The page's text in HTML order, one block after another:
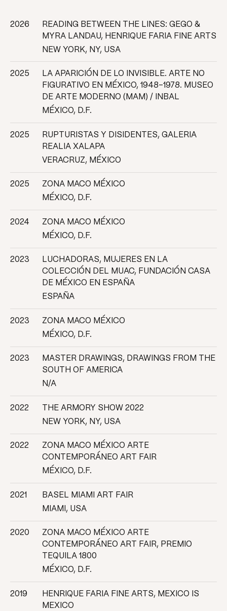
2026
READING BETWEEN THE LINES: GEGO &
MYRA LANDAU, HENRIQUE FARIA FINE ARTS
NEW YORK, NY, USA
2025
LA APARICIÓN DE LO INVISIBLE. ARTE NO
FIGURATIVO EN MÉXICO, 1948-1978. MUSEO
DE ARTE MODERNO (MAM) / INBAL
MÉXICO, D.F.
2025
RUPTURISTAS Y DISIDENTES, GALERIA
REALIA XALAPA
VERACRUZ, MÉXICO
2025
ZONA MACO MÉXICO
MÉXICO, D.F.
2024
ZONA MACO MÉXICO
MÉXICO, D.F.
2023
LUCHADORAS, MUJERES EN LA
COLECCIÓN DEL MUAC, FUNDACIÓN CASA
DE MÉXICO EN ESPAÑA
ESPAÑA
2023
ZONA MACO MÉXICO
MÉXICO, D.F.
2023
MASTER DRAWINGS, DRAWINGS FROM THE
SOUTH OF AMERICA
N/A
2022
THE ARMORY SHOW 2022
NEW YORK, NY, USA
2022
ZONA MACO MÉXICO ARTE
CONTEMPORÁNEO ART FAIR
MÉXICO, D.F.
2021
BASEL MIAMI ART FAIR
MIAMI, USA
2020
ZONA MACO MÉXICO ARTE
CONTEMPORÁNEO ART FAIR, PREMIO
TEQUILA 1800
MÉXICO, D.F.
2019
HENRIQUE FARIA FINE ARTS, MEXICO IS
MEXICO